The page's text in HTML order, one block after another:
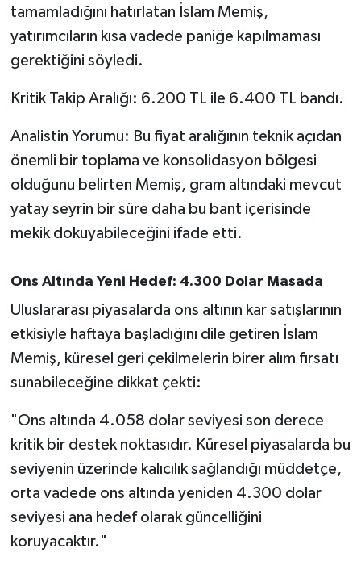
tamamladığını hatırlatan İslam Memiş,
yatırımcıların kısa vadede paniğe kapılmaması
gerektiğini söyledi.
Kritik Takip Aralığı: 6.200 TL ile 6.400 TL bandı.
Analistin Yorumu: Bu fiyat aralığının teknik açıdan
önemli bir toplama ve konsolidasyon bölgesi
olduğunu belirten Memiş, gram altındaki mevcut
yatay seyrin bir süre daha bu bant içerisinde
mekik dokuyabileceğini ifade etti.
Ons Altında Yeni Hedef: 4.300 Dolar Masada
Uluslararası piyasalarda ons altının kar satışlarının
etkisiyle haftaya başladığını dile getiren İslam
Memiş, küresel geri çekilmelerin birer alım fırsatı
sunabileceğine dikkat çekti:
"Ons altında 4.058 dolar seviyesi son derece
kritik bir destek noktasıdır. Küresel piyasalarda bu
seviyenin üzerinde kalıcılık sağlandığı müddetçe,
orta vadede ons altında yeniden 4.300 dolar
seviyesi ana hedef olarak güncelliğini
koruyacaktır."
SEYAHAT
Sındırgı
SPOR
SÜRMANŞET
Susurluk
Trend
TÜRKİYE
VİZYONDAKİLER
YAŞAM